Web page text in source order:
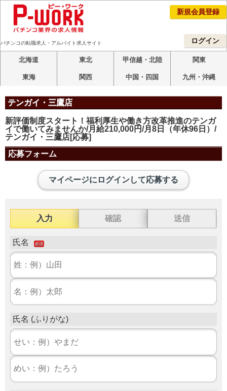
新規会員登録
ログイン
パチンコの転職求人・アルバイト求人サイト
北海道 東北 甲信越・北陸 関東
東海 関西 中国・四国 九州・沖縄
テンガイ・三鷹店
新評価制度スタート！福利厚生や働き方改革推進のテンガ
イで働いてみませんか/月給210,000円/月8日（年休96日）/
テンガイ・三鷹店[応募]
応募フォーム
マイページにログインして応募する
入力 確認 送信
氏名 必須
氏名 (ふりがな)